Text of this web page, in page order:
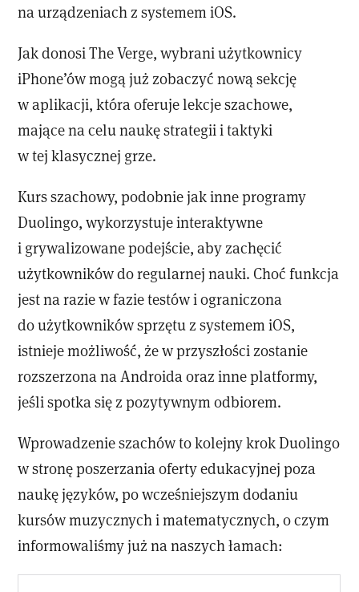
na urządzeniach z systemem iOS.
Jak donosi The Verge, wybrani użytkownicy
iPhone’ów mogą już zobaczyć nową sekcję
w aplikacji, która oferuje lekcje szachowe,
mające na celu naukę strategii i taktyki
w tej klasycznej grze.
Kurs szachowy, podobnie jak inne programy
Duolingo, wykorzystuje interaktywne
i grywalizowane podejście, aby zachęcić
użytkowników do regularnej nauki. Choć funkcja
jest na razie w fazie testów i ograniczona
do użytkowników sprzętu z systemem iOS,
istnieje możliwość, że w przyszłości zostanie
rozszerzona na Androida oraz inne platformy,
jeśli spotka się z pozytywnym odbiorem.
Wprowadzenie szachów to kolejny krok Duolingo
w stronę poszerzania oferty edukacyjnej poza
naukę języków, po wcześniejszym dodaniu
kursów muzycznych i matematycznych, o czym
informowaliśmy już na naszych łamach: